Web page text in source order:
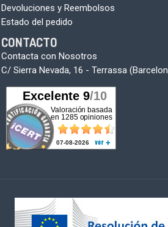
Devoluciones y Reembolsos
Estado del pedido
CONTACTO
Contacta con Nosotros
C/ Sierra Nevada, 16 - Terrassa